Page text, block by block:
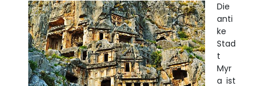
Die
anti
ke
Stad
t
Myr
a ist